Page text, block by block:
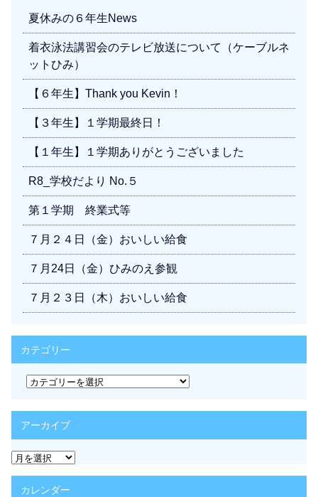
夏休みの６年生News
着衣泳法講習会のテレビ放送について（ケーブルネ
ットひみ）
【６年生】Thank you Kevin！
【３年生】１学期最終日！
【１年生】１学期ありがとうございました
R8_学校だより No.５
第１学期 終業式等
７月２４日（金）おいしい給食
７月24日（金）ひみのえ参観
７月２３日（木）おいしい給食
カテゴリー
カ
テ
リ
ー
アーカイブ
ア
ー
カ
イカレンダー